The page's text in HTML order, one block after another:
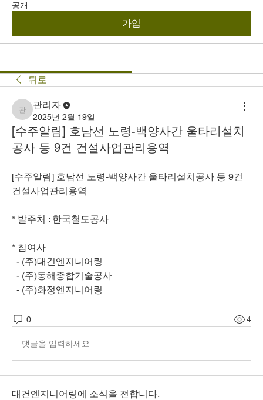
공개
가입
뒤로
관리자
관리자
2025년 2월 19일
[수주알림] 호남선 노령-백양사간 울타리설치
공사 등 9건 건설사업관리용역
[수주알림] 호남선 노령-백양사간 울타리설치공사 등 9건
건설사업관리용역
* 발주처 : 한국철도공사
* 참여사
- (주)대건엔지니어링
  - (주)동해종합기술공사
  - (주)화정엔지니어링
0 4
댓글을 입력하세요.
대건엔지니어링에 소식을 전합니다.